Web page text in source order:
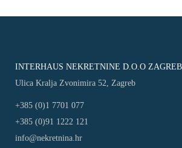
INTERHAUS NEKRETNINE D.O.O ZAGREB
Ulica Kralja Zvonimira 52, Zagreb
+385 (0)1 7701 077
+385 (0)91 1222 121
info@nekretnina.hr